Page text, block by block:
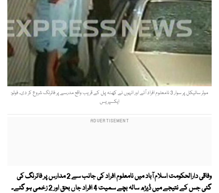
موٹر سائیکل پر سوار 3 نامعلوم افراد آئے اور انہوں نے کھنہ پل کے قریب واقع مدرسے پر فائرنگ شروع کر دی۔ فوٹو:
ایکسپریس
وفاقی دارالحکومت اسلام آباد میں نامعلوم افراد کی جانب سے 2 مدارس پر فائرنگ کی
گئی جس کے نتیجے میں ڈیڑھ سالہ بچے سمیت 4 افراد جاں بحق اور 2 زخمی ہو گئے۔